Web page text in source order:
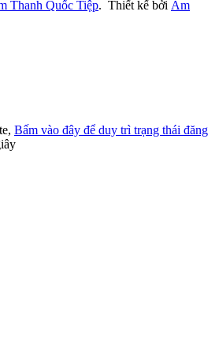
Thanh Quốc Tiệp. Thiết kế bởi Âm
Bấm vào đây để duy trì trạng thái đăng